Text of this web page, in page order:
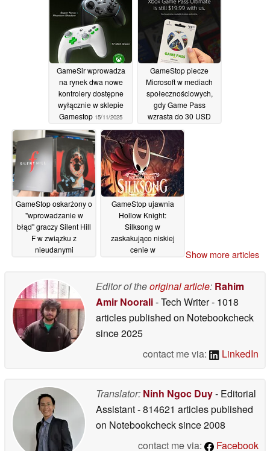
miliardów dolarów
wywołuje masowe
oburzenie12/01/2026
GameSir wprowadza
na rynek dwa nowe
kontrolery dostępne
wyłącznie w sklepie
Gamestop 15/11/2025
GameStop piecze
Microsoft w mediach
społecznościowych,
gdy Game Pass
wzrasta do 30 USD
GameStop oskarżony o
"wprowadzanie w
błąd" graczy Silent Hill
F w związku z
nieudanymi
steelbooki
29/09/2025
GameStop ujawnia
Hollow Knight:
Silksong w
zaskakująco niskiej
cenie w
Show more articles
Editor of theoriginal article: Rahim
Amir Noorali- Tech Writer- 1018
articles published on Notebookcheck
since 2025
contact me via:
LinkedIn
Translator: Ninh Ngoc Duy- Editorial
Assistant- 814621 articles published
on Notebookchecksince 2008
contact me via:
Facebook